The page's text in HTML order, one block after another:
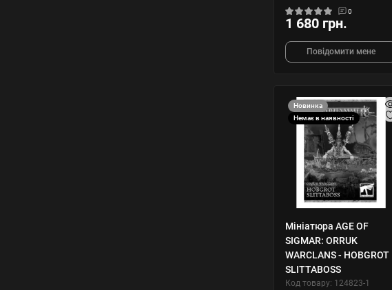
0
1 680 грн.
Повідомити мене
Новинка
Немає в наявності
Мініатюра AGE OF
SIGMAR: ORRUK
WARCLANS - HOBGROT
SLITTABOSS
Код товару: 124823-1